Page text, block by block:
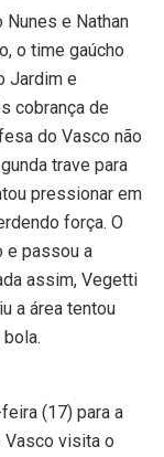
e Nathan
o time gaúcho
Jardim e
cobrança de
do Vasco não
trave para
pressionar em
força. O
e passou a
assim, Vegetti
a área tentou
(17) para a
Vasco visita o